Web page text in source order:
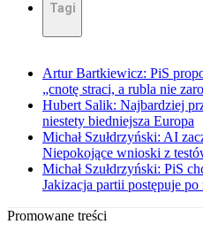
Tagi
Artur Bartkiewicz: PiS
„cnotę straci, a rubla nie
Hubert Salik: Najbardziej
niestety biedniejsza Europa
Michał Szułdrzyński: AI
Niepokojące wnioski z
Michał Szułdrzyński: PiS
Jakizacja partii postępuje po
Promowane treści